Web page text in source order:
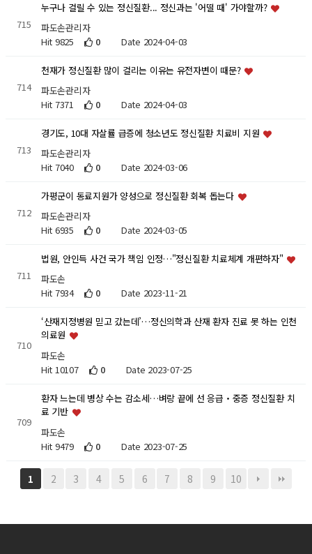
715
누구나 걸릴 수 있는 정신질환... 정신과는 '어떨 때' 가야할까?
파도손관리자
Hit 9825
0 Date 2024-04-03
714
천재가 정신질환 많이 걸리는 이유는 유전자변이 때문?
파도손관리자
Hit 7371
0 Date 2024-04-03
713
경기도, 10대 자살률 급증에 청소년도 정신질환 치료비 지원
파도손관리자
Hit 7040
0 Date 2024-03-06
712
가평군이 동료지원가 양성으로 정신질환 회복 돕는다
파도손관리자
Hit 6935
0 Date 2024-03-05
711
법원, 안인득 사건 국가 책임 인정…"정신질환 치료체계 개편하자"
파도손
Hit 7934
0 Date 2023-11-21
710
‘산재지정병원 믿고 갔는데’…정신의학과 산재 환자 진료 못 하는 인천
의료원
파도손
Hit 10107
0 Date 2023-07-25
709
환자 느는데 병상 수는 감소세…벼랑 끝에 선 응급‧중증 정신질환 치
료 기반
파도손
Hit 9479
0 Date 2023-07-25
1 2 3 4 5 6 7 8 9 10